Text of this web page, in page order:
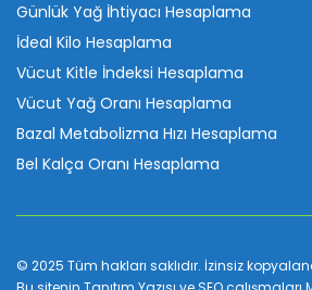
Günlük Yağ İhtiyacı Hesaplama
İdeal Kilo Hesaplama
Vücut Kitle İndeksi Hesaplama
Vücut Yağ Oranı Hesaplama
Bazal Metabolizma Hızı Hesaplama
Bel Kalça Oranı Hesaplama
© 2025 Tüm hakları saklıdır. İzinsiz